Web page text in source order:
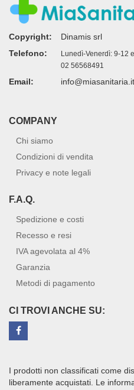
Copyright:
Dinamis srl
Telefono:
Lunedì-Venerdì: 9-12
02 56568491
Email: info@miasanitaria.it
COMPANY
Chi siamo
Condizioni di vendita
Privacy e note legali
F.A.Q.
Spedizione e costi
Recesso e resi
IVA agevolata al 4%
Garanzia
Metodi di pagamento
CI TROVI ANCHE SU:
I prodotti non classificati come
liberamente acquistati. Le